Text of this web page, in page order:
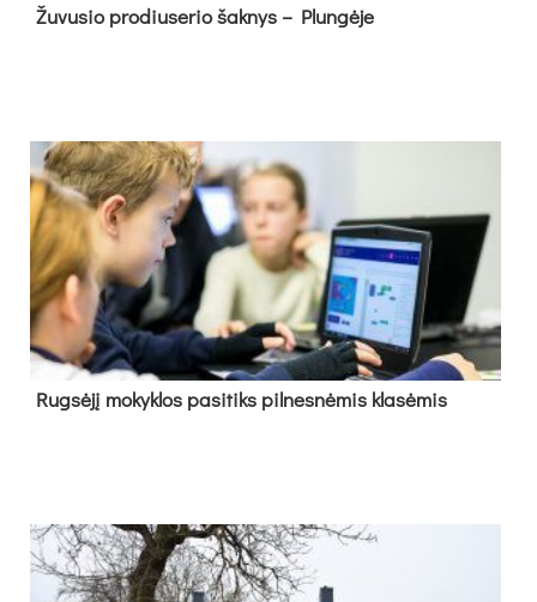
Žu­vu­sio pro­diu­se­rio šak­nys – Plun­gė­je
Rug­sė­jį mo­kyk­los pa­si­tiks pil­nes­nė­mis kla­sė­mis